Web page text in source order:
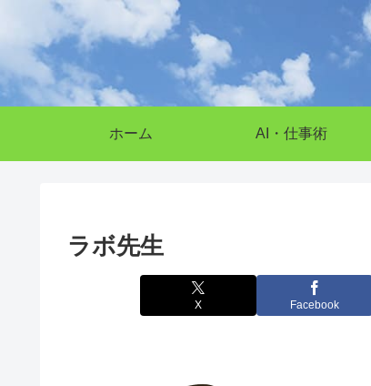
ホーム AI・仕事術
ラボ先生
X Facebook